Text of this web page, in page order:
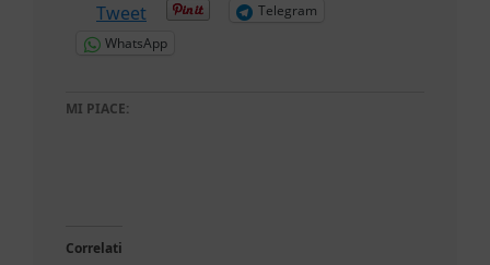
Tweet
Telegram
WhatsApp
MI PIACE:
Correlati